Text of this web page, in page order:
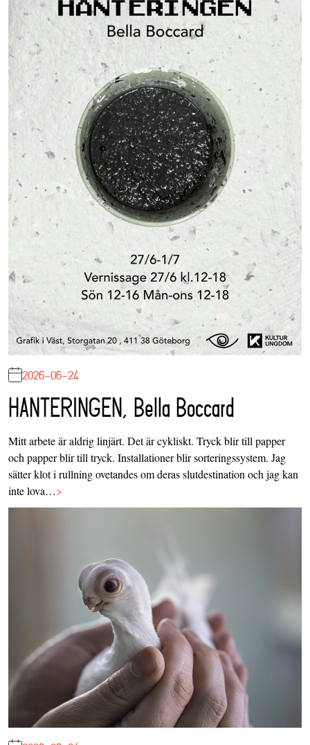
2026-06-24
HANTERINGEN, Bella Boccard
Mitt arbete är aldrig linjärt. Det är cykliskt. Tryck blir till papper
och papper blir till tryck. Installationer blir sorteringssystem. Jag
sätter klot i rullning ovetandes om deras slutdestination och jag kan
inte lova…>